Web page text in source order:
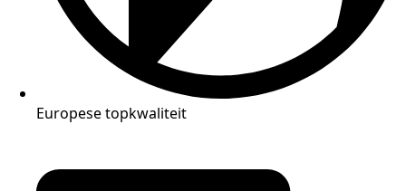
Europese topkwaliteit